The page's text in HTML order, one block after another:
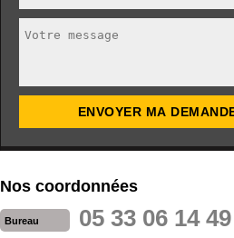
Nos coordonnées
Bureau 05 33 06 14 49